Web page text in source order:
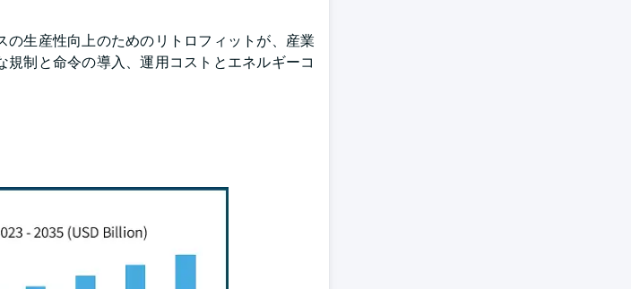
生産性向上のためのリトロフィットが、産業
制と命令の導入、運用コストとエネルギーコ